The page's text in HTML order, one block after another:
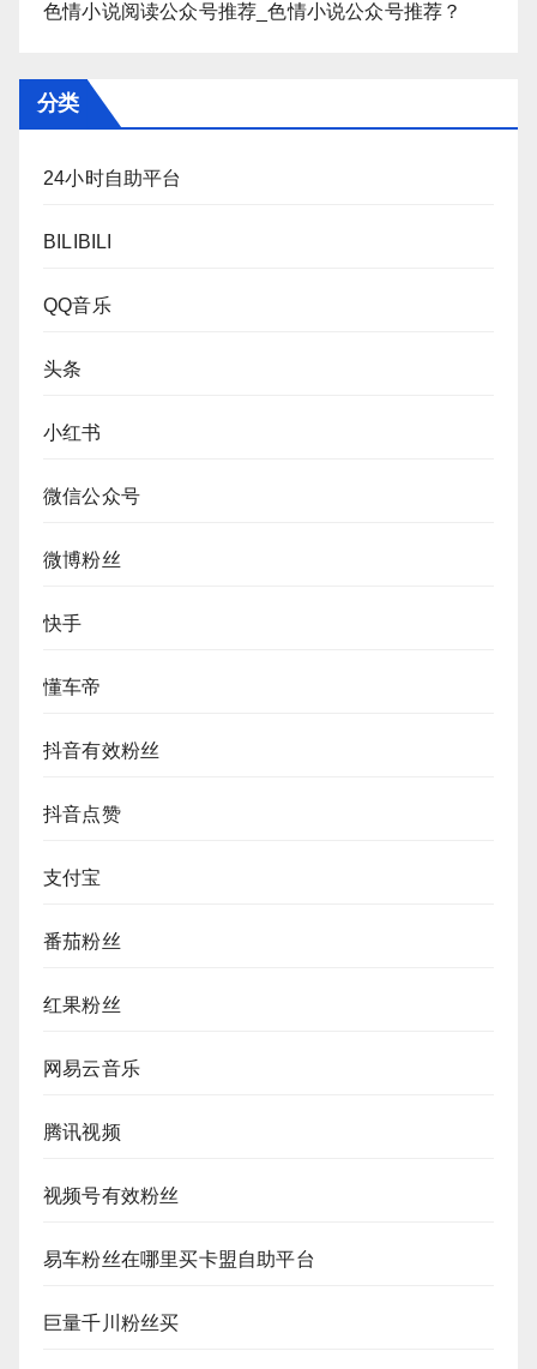
色情小说阅读公众号推荐_色情小说公众号推荐？
分类
24小时自助平台
BILIBILI
QQ音乐
头条
小红书
微信公众号
微博粉丝
快手
懂车帝
抖音有效粉丝
抖音点赞
支付宝
番茄粉丝
红果粉丝
网易云音乐
腾讯视频
视频号有效粉丝
易车粉丝在哪里买卡盟自助平台
巨量千川粉丝买